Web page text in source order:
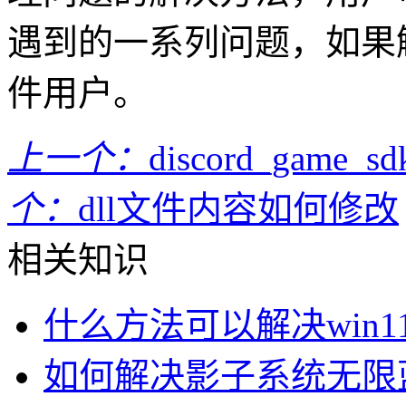
遇到的一系列问题，如
件用户。
上一个：
个： dll文件内容如何修改
相关知识
什么方法可以解决
如何解决影子系统无限